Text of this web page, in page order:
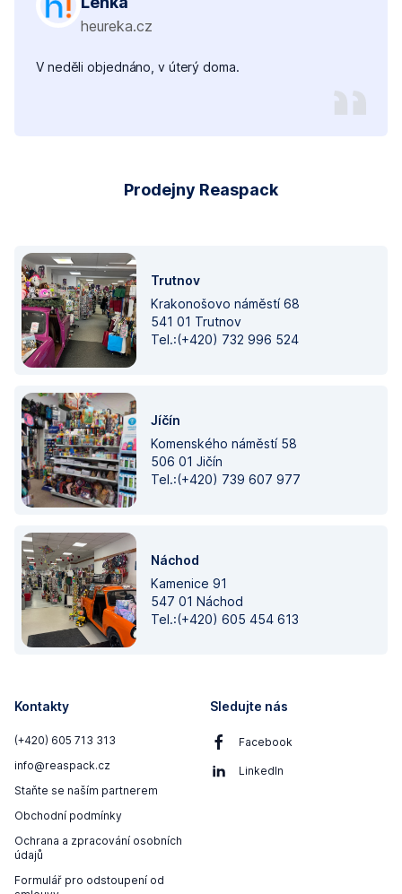
heureka.cz
V neděli objednáno, v úterý doma.
Prodejny Reaspack
Trutnov
Krakonošovo náměstí 68
541 01 Trutnov
Tel.:(+420) 732 996 524
Jíčín
Komenského náměstí 58
506 01 Jičín
Tel.:(+420) 739 607 977
Náchod
Kamenice 91
547 01 Náchod
Tel.:(+420) 605 454 613
Kontakty
(+420) 605 713 313
info@reaspack.cz
Staňte se naším partnerem
Obchodní podmínky
Ochrana a zpracování osobních
údajů
Formulář pro odstoupení od
Sledujte nás
Facebook
LinkedIn